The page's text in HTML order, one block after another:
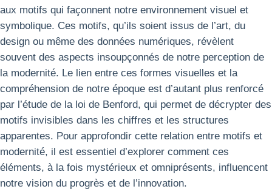
aux motifs qui façonnent notre environnement visuel et
symbolique. Ces motifs, qu’ils soient issus de l’art, du
design ou même des données numériques, révèlent
souvent des aspects insoupçonnés de notre perception de
la modernité. Le lien entre ces formes visuelles et la
compréhension de notre époque est d’autant plus renforcé
par l’étude de la loi de Benford, qui permet de décrypter des
motifs invisibles dans les chiffres et les structures
apparentes. Pour approfondir cette relation entre motifs et
modernité, il est essentiel d’explorer comment ces
éléments, à la fois mystérieux et omniprésents, influencent
notre vision du progrès et de l’innovation.